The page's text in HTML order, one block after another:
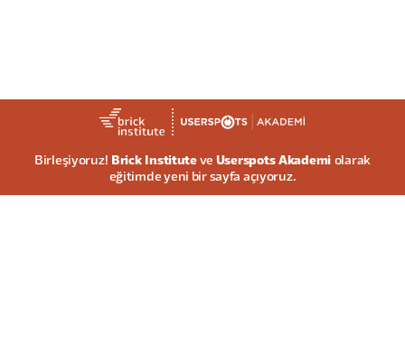
Birleşiyoruz! Brick Instituteve Userspots Akademi olarak
eğitimde yeni bir sayfa açıyoruz.